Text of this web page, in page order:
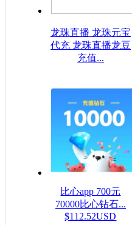
龙珠直播 龙珠元宝
代充 龙珠直播龙豆
充值...
比心app 700元
70000比心钻石...
$112.52USD